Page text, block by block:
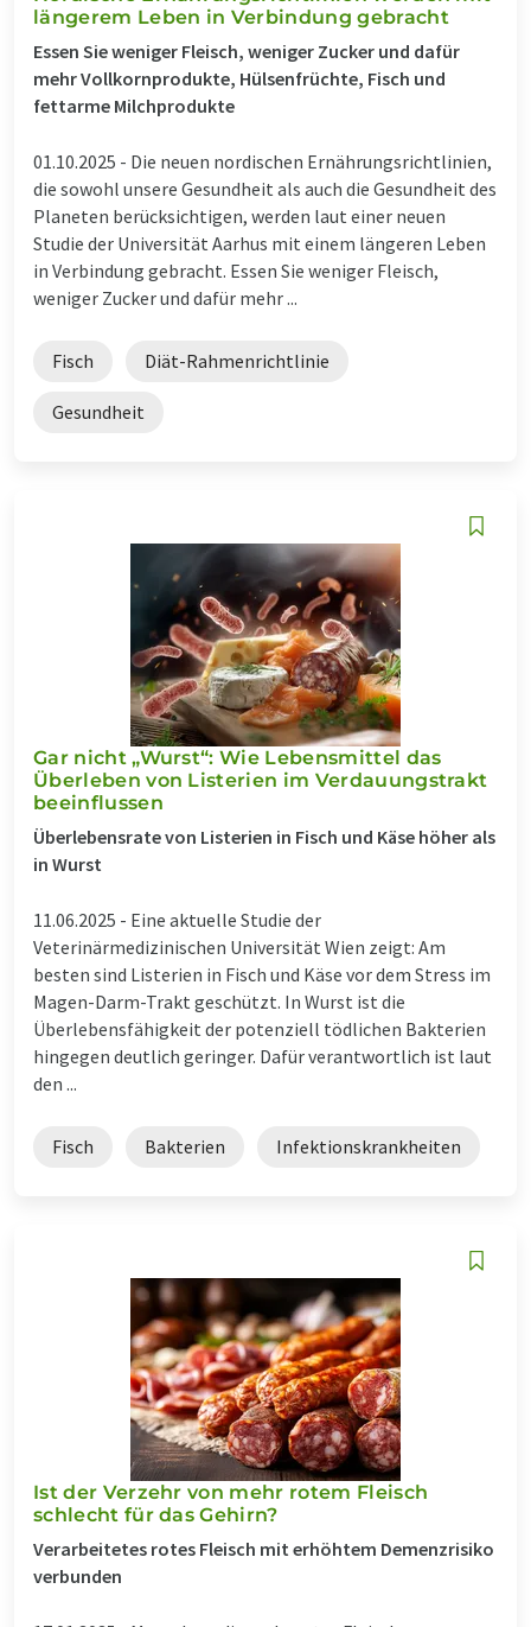
längerem Leben in Verbindung gebracht
Essen Sie weniger Fleisch, weniger Zucker und dafür
mehr Vollkornprodukte, Hülsenfrüchte, Fisch und
fettarme Milchprodukte
01.10.2025 - Die neuen nordischen Ernährungsrichtlinien,
die sowohl unsere Gesundheit als auch die Gesundheit des
Planeten berücksichtigen, werden laut einer neuen
Studie der Universität Aarhus mit einem längeren Leben
in Verbindung gebracht. Essen Sie weniger Fleisch,
weniger Zucker und dafür mehr ...
Fisch Diät-Rahmenrichtlinie
Gesundheit
Gar nicht „Wurst“: Wie Lebensmittel das
Überleben von Listerien im Verdauungstrakt
beeinflussen
Überlebensrate von Listerien in Fisch und Käse höher als
in Wurst
11.06.2025 - Eine aktuelle Studie der
Veterinärmedizinischen Universität Wien zeigt: Am
besten sind Listerien in Fisch und Käse vor dem Stress im
Magen-Darm-Trakt geschützt. In Wurst ist die
Überlebensfähigkeit der potenziell tödlichen Bakterien
hingegen deutlich geringer. Dafür verantwortlich ist laut
den ...
Fisch Bakterien Infektionskrankheiten
Ist der Verzehr von mehr rotem Fleisch
schlecht für das Gehirn?
Verarbeitetes rotes Fleisch mit erhöhtem Demenzrisiko
verbunden